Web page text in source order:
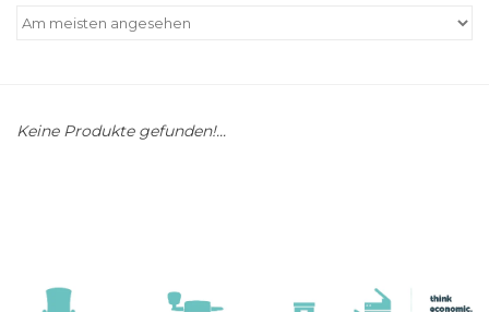
Keine Produkte gefunden!...